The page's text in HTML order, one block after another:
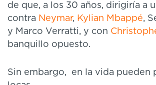
de que, a los 30 años, dirigiría a
contra Neymar, Kylian Mbappé,
y Marco Verratti, y con
banquillo opuesto.
Sin embargo, en la vida pueden